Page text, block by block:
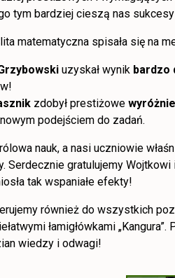
tym bardziej cieszą nas
matematyczna spisała się na
uzyskał wynik bardzo
zdobył prestiżowe
podejściem do zadań.
nauk, a nasi uczniowie
Serdecznie gratulujemy
tak wspaniałe efekty!
również do wszystkich
łamigłówkami
wiedzy i odwagi!